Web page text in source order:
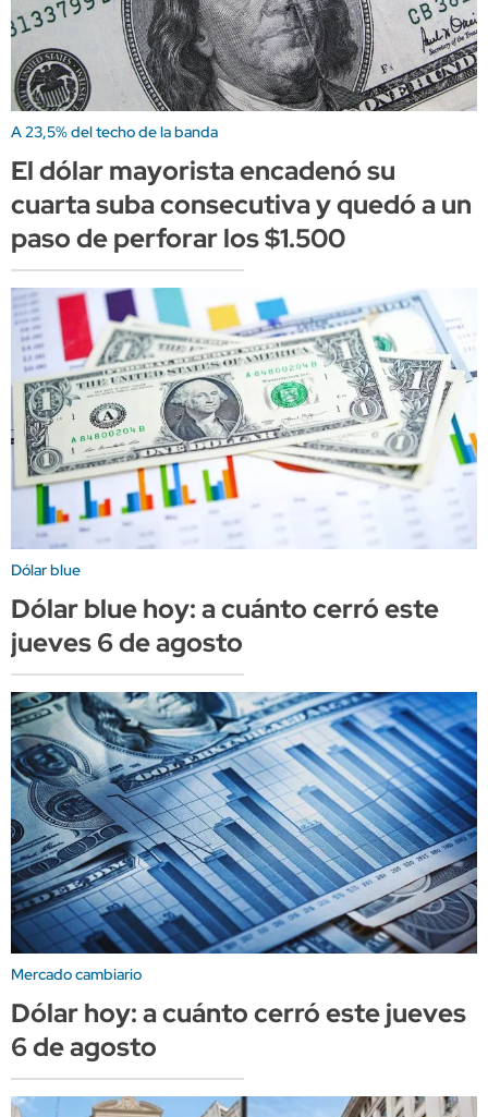
A 23,5% del techo de la banda
El dólar mayorista encadenó su
cuarta suba consecutiva y quedó a un
paso de perforar los $1.500
Dólar blue
Dólar blue hoy: a cuánto cerró este
jueves 6 de agosto
Mercado cambiario
Dólar hoy: a cuánto cerró este jueves
6 de agosto